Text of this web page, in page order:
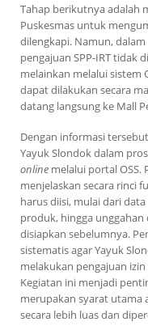
Tahap berikutnya adalah
Puskesmas untuk
dilengkapi. Namun,
pengajuan SPP-IRT tidak
melainkan melalui sistem
dapat dilakukan secara
datang langsung ke Mall
Dengan informasi
Yayuk Slondok dalam
online melalui portal OSS.
menjelaskan secara rinci
harus diisi, mulai dari
produk, hingga
disiapkan sebelumnya.
sistematis agar Yayuk
melakukan pengajuan
Kegiatan ini menjadi
merupakan syarat utama
secara lebih luas dan